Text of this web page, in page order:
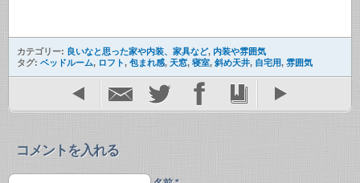
カテゴリー: 良いなと思った家や内装、家具など, 内装や雰囲気
タグ: ベッドルーム, ロフト, 包まれ感, 天窓, 寝室, 斜め天井, 自宅用, 雰囲気
コメントを入れる